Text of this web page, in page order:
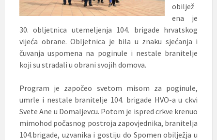
obiljež
ena je
30. obljetnica utemeljenja 104. brigade hrvatskog
vijeća obrane. Obljetnica je bila u znaku sjećanja i
čuvanja uspomena na poginule i nestale branitelje
koji su stradali u obrani svojih domova.
Program je započeo svetom misom za poginule,
umrle i nestale branitelje 104. brigade HVO-a u ckvi
Svete Ane u Domaljevcu. Potom je ispred crkve krenuo
mimohod počasnog postroja zapovjednika, branitelja
104.brigade, uzvanika i gostiju do Spomen obilježja u